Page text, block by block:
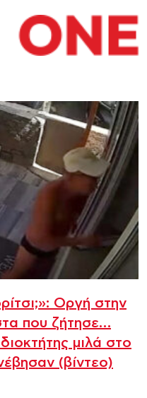
Οργή στην
που ζήτησε…
μιλά στο
(βίντεο)